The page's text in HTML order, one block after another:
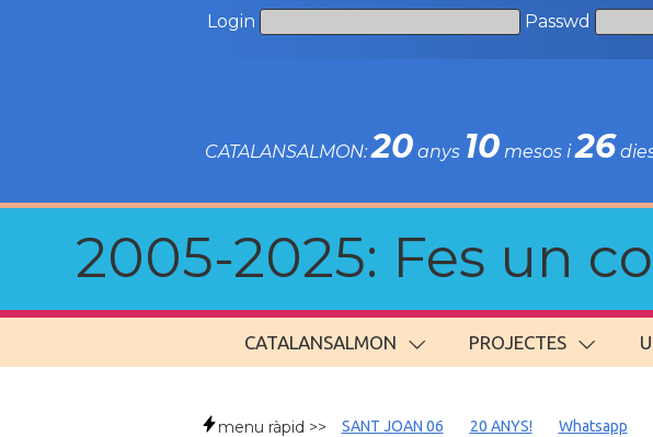
Login Passwd
CATALANSALMON:20anys 10mesos i26
2005-2025: Fes un
CATALANSALMON PROJECTES
menu ràpid >> SANT JOAN 06 20 ANYS! Whatsapp